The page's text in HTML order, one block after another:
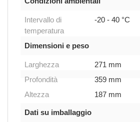
Intervallo di
temperatura
-20 - 40 °C
Dimensioni e peso
Larghezza
271 mm
Profondità
359 mm
Altezza
187 mm
Dati su imballaggio